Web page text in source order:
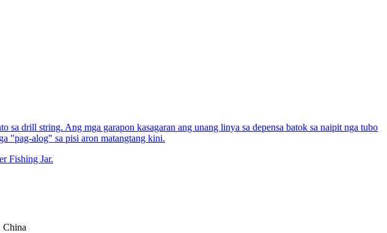
drill string. Ang mga garapon kasagaran ang unang linya sa depensa batok sa naipit nga tubo
"pag-alog" sa pisi aron matangtang kini.
Fishing Jar.
China